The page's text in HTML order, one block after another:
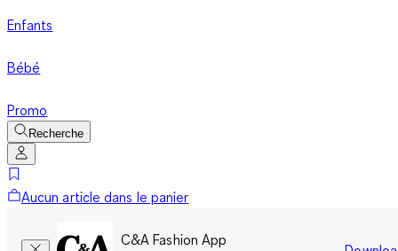
Enfants
Bébé
Promo
Recherche
Aucun article dans le panier
C&A Fashion App